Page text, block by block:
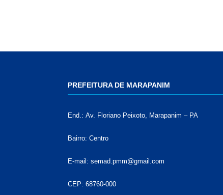
PREFEITURA DE MARAPANIM
End.: Av. Floriano Peixoto, Marapanim – PA
Bairro: Centro
E-mail: semad.pmm@gmail.com
CEP: 68760-000